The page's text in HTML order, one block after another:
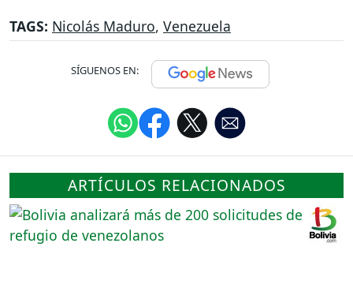
TAGS: Nicolás Maduro, Venezuela
SÍGUENOS EN:
ARTÍCULOS RELACIONADOS